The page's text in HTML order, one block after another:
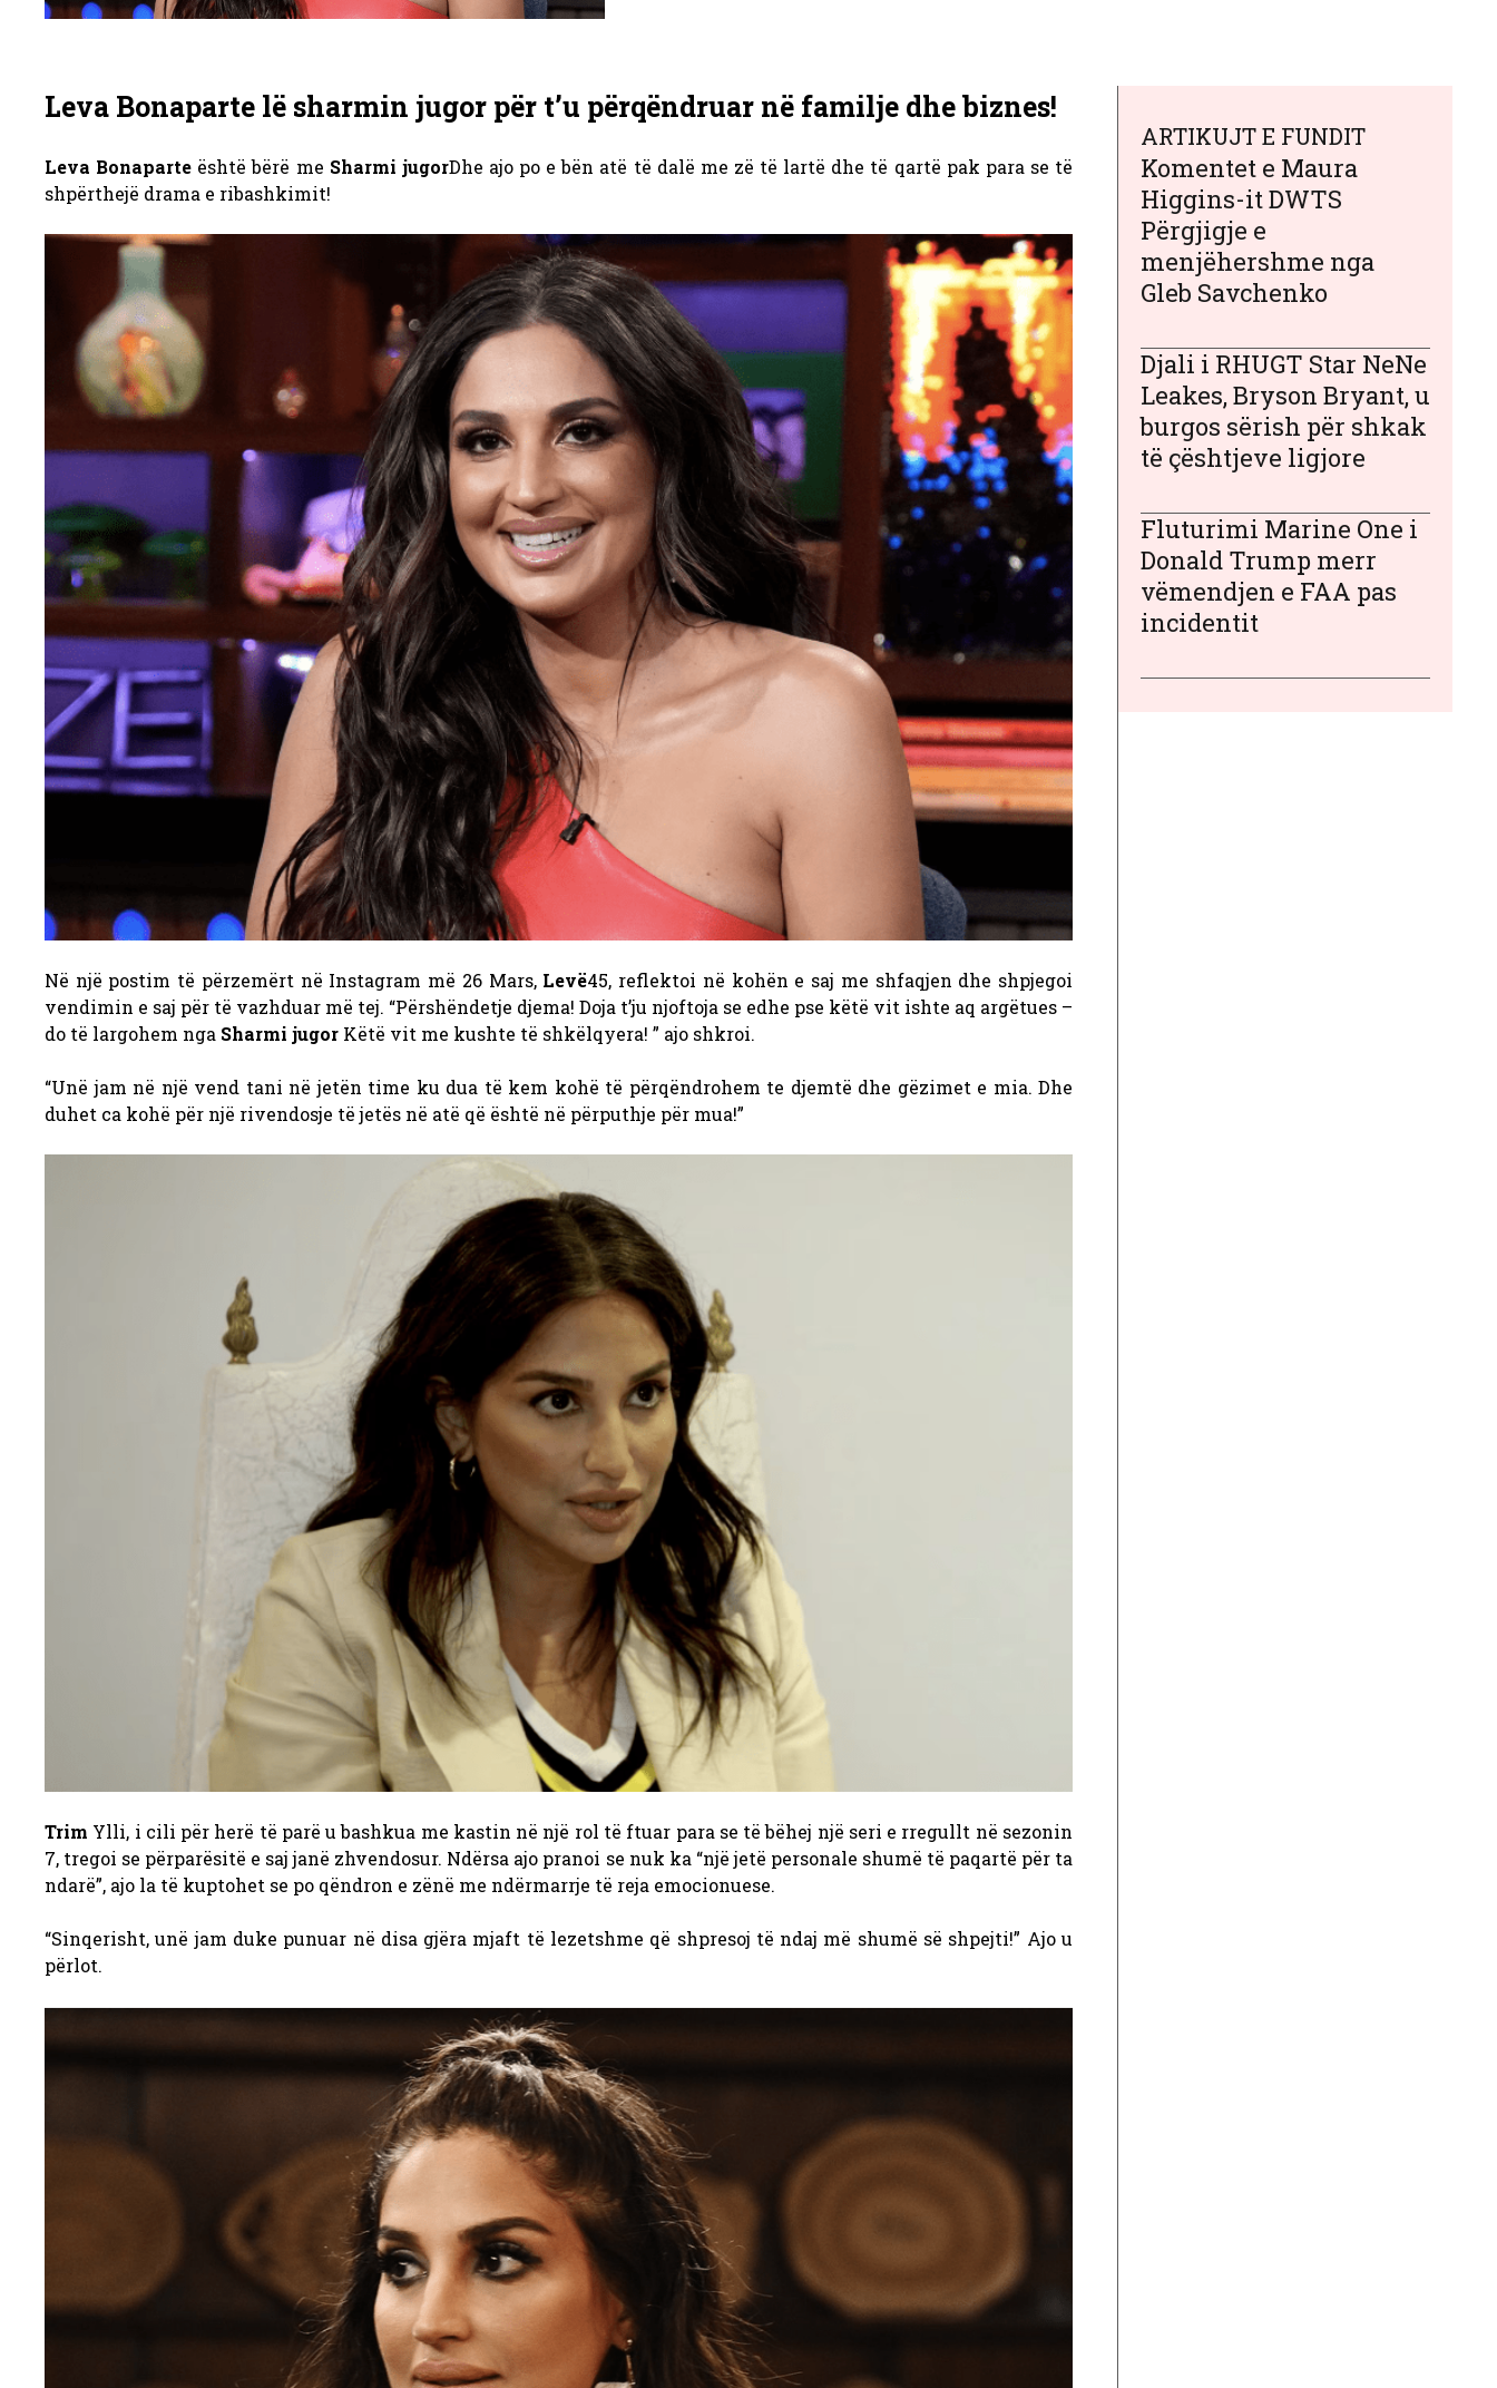
Leva Bonaparte lë sharmin jugor për t’u përqëndruar në familje dhe biznes!
Leva Bonaparte është bërë me Sharmi jugorDhe ajo po e bën atë të dalë me zë të lartë dhe të qartë pak para se të
shpërthejë drama e ribashkimit!
Në një postim të përzemërt në Instagram më 26 Mars, Levë45, reflektoi në kohën e saj me shfaqjen dhe shpjegoi
vendimin e saj për të vazhduar më tej. “Përshëndetje djema! Doja t’ju njoftoja se edhe pse këtë vit ishte aq argëtues –
do të largohem nga Sharmi jugor Këtë vit me kushte të shkëlqyera! ” ajo shkroi.
“Unë jam në një vend tani në jetën time ku dua të kem kohë të përqëndrohem te djemtë dhe gëzimet e mia. Dhe
duhet ca kohë për një rivendosje të jetës në atë që është në përputhje për mua!”
Trim Ylli, i cili për herë të parë u bashkua me kastin në një rol të ftuar para se të bëhej një seri e rregullt në sezonin
7, tregoi se përparësitë e saj janë zhvendosur. Ndërsa ajo pranoi se nuk ka “një jetë personale shumë të paqartë për ta
ndarë”, ajo la të kuptohet se po qëndron e zënë me ndërmarrje të reja emocionuese.
“Sinqerisht, unë jam duke punuar në disa gjëra mjaft të lezetshme që shpresoj të ndaj më shumë së shpejti!” Ajo u
përlot.
ARTIKUJT E FUNDIT
Komentet e Maura
Higgins-it DWTS
Përgjigje e
menjëhershme nga
Gleb Savchenko
Djali i RHUGT Star NeNe
Leakes, Bryson Bryant, u
burgos sërish për shkak
të çështjeve ligjore
Fluturimi Marine One i
Donald Trump merr
vëmendjen e FAA pas
incidentit